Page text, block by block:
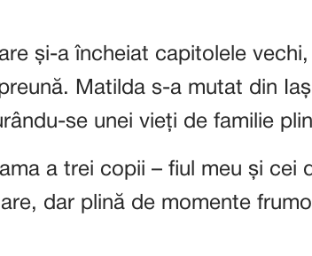
și-a încheiat capitolele
Matilda s-a mutat din
se unei vieți de familie
a trei copii – fiul meu și cei
dar plină de momente